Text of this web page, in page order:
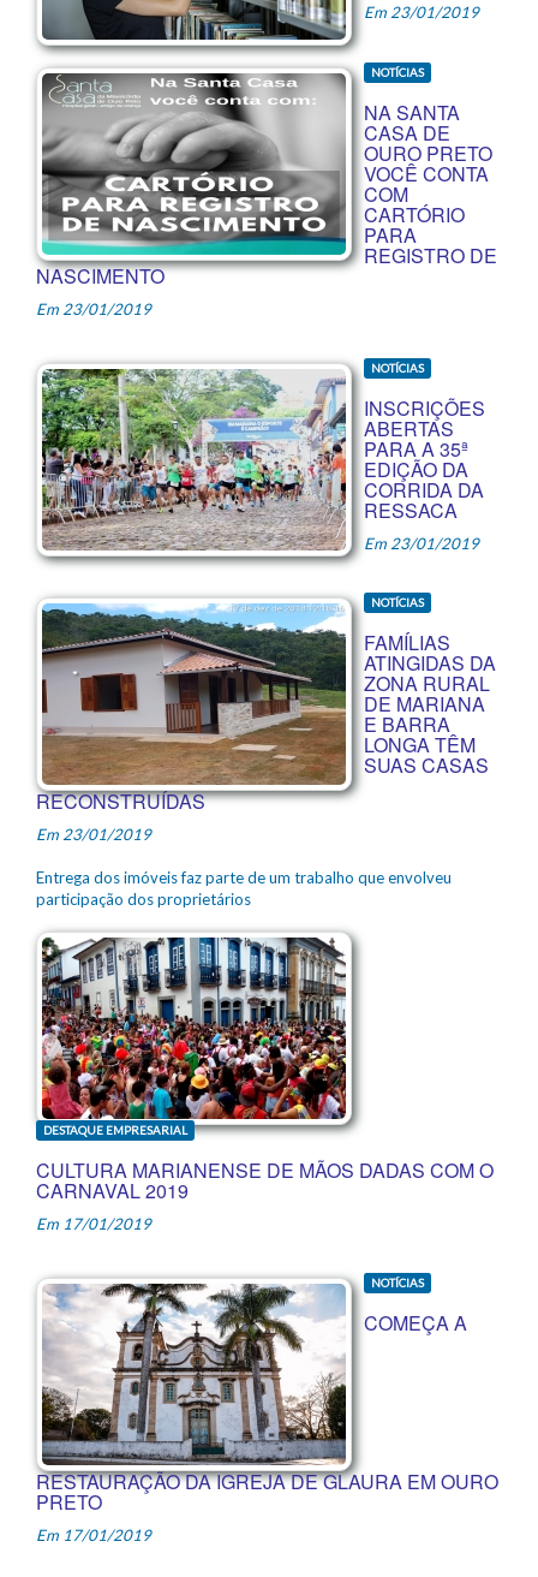
Em 23/01/2019
NOTÍCIAS
NA SANTA
CASA DE
OURO PRETO
VOCÊ CONTA
COM
CARTÓRIO
PARA
REGISTRO DE
NASCIMENTO
Em 23/01/2019
NOTÍCIAS
INSCRIÇÕES
ABERTAS
PARA A 35ª
EDIÇÃO DA
CORRIDA DA
RESSACA
Em 23/01/2019
NOTÍCIAS
FAMÍLIAS
ATINGIDAS DA
ZONA RURAL
DE MARIANA
E BARRA
LONGA TÊM
SUAS CASAS
RECONSTRUÍDAS
Em 23/01/2019
Entrega dos imóveis faz parte de um trabalho que envolveu
participação dos proprietários
DESTAQUE EMPRESARIAL
CULTURA MARIANENSE DE MÃOS DADAS COM O
CARNAVAL 2019
Em 17/01/2019
NOTÍCIAS
COMEÇA A
RESTAURAÇÃO DA IGREJA DE GLAURA EM OURO
PRETO
Em 17/01/2019